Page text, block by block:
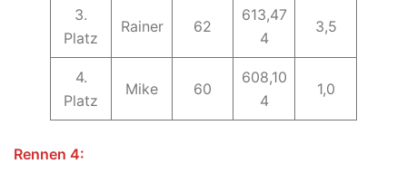
3.
Platz
Rainer 62
613,47
4
3,5
4.
Platz
Mike 60
608,10
4
1,0
Rennen 4: